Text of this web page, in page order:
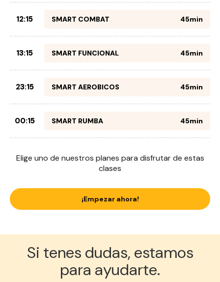
12:15 SMART COMBAT 45min
13:15 SMART FUNCIONAL 45min
23:15 SMART AEROBICOS 45min
00:15 SMART RUMBA 45min
Elige uno de nuestros planes para disfrutar de estas
clases
¡Empezar ahora!
Si tenes dudas, estamos
para ayudarte.